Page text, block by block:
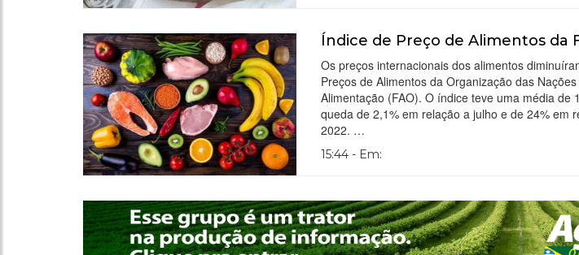
Índice de Preço de Alimentos da
Os preços internacionais dos alimentos
Preços de Alimentos da Organização das
Alimentação (FAO). O índice teve uma média de
queda de 2,1% em relação a julho e de 24% em
2022. …
15:44 - Em: